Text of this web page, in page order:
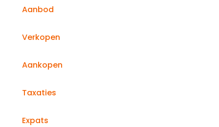
Aanbod
Verkopen
Aankopen
Taxaties
Expats